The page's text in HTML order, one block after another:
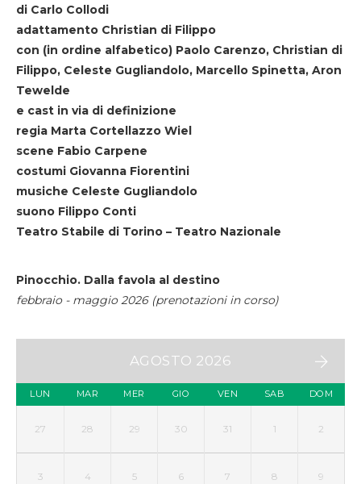
di Carlo Collodi
adattamento Christian di Filippo
con (in ordine alfabetico) Paolo Carenzo, Christian di
Filippo, Celeste Gugliandolo, Marcello Spinetta, Aron
Tewelde
e cast in via di definizione
regia Marta Cortellazzo Wiel
scene Fabio Carpene
costumi Giovanna Fiorentini
musiche Celeste Gugliandolo
suono Filippo Conti
Teatro Stabile di Torino – Teatro Nazionale
Pinocchio. Dalla favola al destino
febbraio - maggio 2026 (prenotazioni in corso)
AGOSTO 2026
LUN MAR MER GIO VEN SAB DOM
27 28 29 30 31 1 2
3 4 5 6 7 8 9